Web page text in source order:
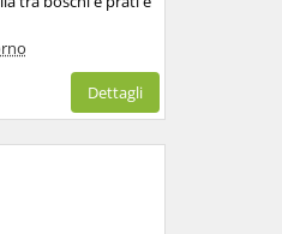
Dettagli